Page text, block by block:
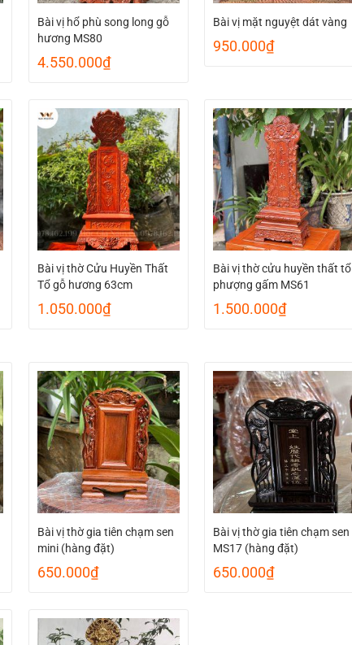
Bài vị hổ phù song long gỗ
hương MS80
4.550.000₫
Bài vị mặt nguyệt dát vàng
950.000₫
Bài vị thờ Cửu Huyền Thất
Tổ gỗ hương 63cm
1.050.000₫
Bài vị thờ cửu huyền thất tổ
phượng gấm MS61
1.500.000₫
Bài vị thờ gia tiên chạm sen
mini (hàng đặt)
650.000₫
Bài vị thờ gia tiên chạm sen
MS17 (hàng đặt)
650.000₫